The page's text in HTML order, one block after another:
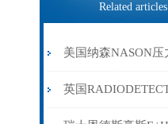
Related articles